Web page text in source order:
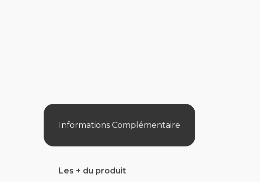
Informations Complémentaire
Les + du produit